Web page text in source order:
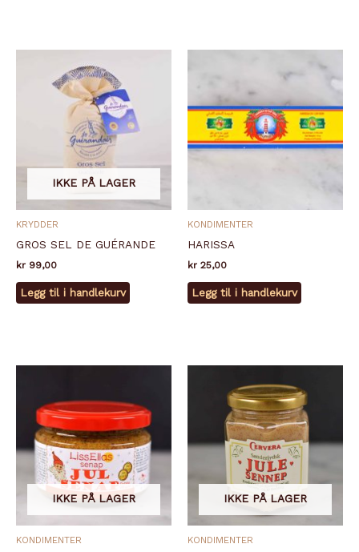
IKKE PÅ LAGER
KRYDDER
GROS SEL DE GUÉRANDE
kr 99,00
Legg til i handlekurv
KONDIMENTER
HARISSA
kr 25,00
Legg til i handlekurv
IKKE PÅ LAGER
KONDIMENTER
IKKE PÅ LAGER
KONDIMENTER